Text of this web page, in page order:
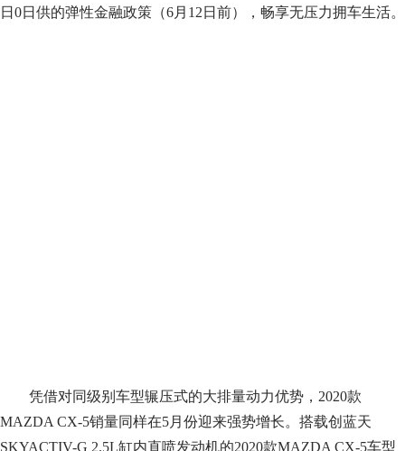
日0日供的弹性金融政策（6月12日前），畅享无压力拥车生活。
凭借对同级别车型辗压式的大排量动力优势，2020款
MAZDA CX-5销量同样在5月份迎来强势增长。搭载创蓝天
SKYACTIV-G 2.5L缸内直喷发动机的2020款MAZDA CX-5车型